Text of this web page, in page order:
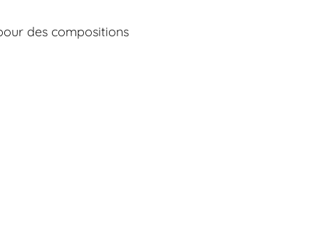
des compositions